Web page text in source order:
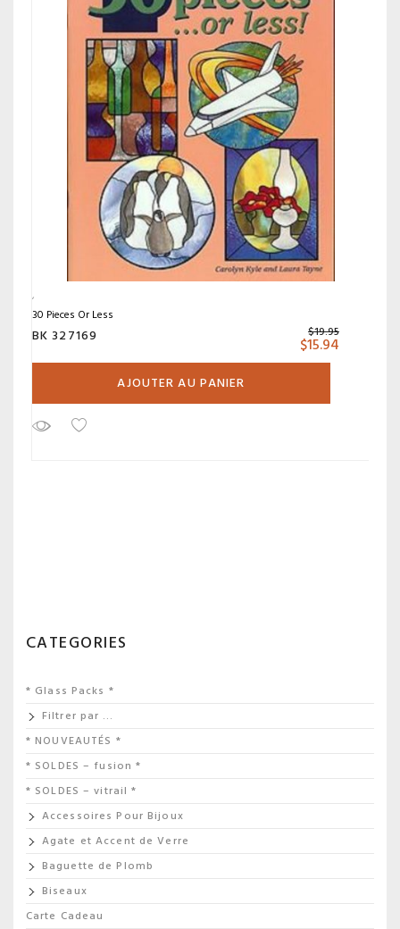
30 Pieces Or Less
BK 327169 $19.95
$15.94
AJOUTER AU PANIER
CATEGORIES
* Glass Packs *
Filtrer par …
* NOUVEAUTÉS *
* SOLDES – fusion *
* SOLDES – vitrail *
Accessoires Pour Bijoux
Agate et Accent de Verre
Baguette de Plomb
Biseaux
Carte Cadeau